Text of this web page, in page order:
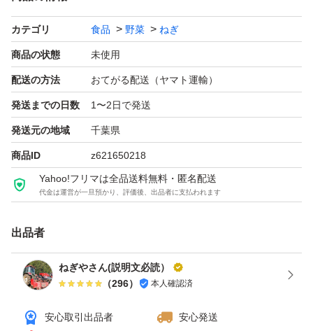
●11kgたっぷり4400円送料手数料込み！
生物なのでお受け取りは早めにお願いします。
●味に変わりはありません。
●12時までの注文で即日発送
●日曜日は休みのため土曜日12時以降は月曜日発送に
なります。
●朝からむいたねぎを当日に発送してます！
新鮮な長ネギはいかがでしょうか？(^^)
・千葉県より常温にて発送いたします。
カテゴリ 食品 野菜 ねぎ
商品の状態 未使用
配送の方法 おてがる配送（ヤマト運輸）
発送までの日数 1〜2日で発送
発送元の地域 千葉県
商品ID z621650218
Yahoo!フリマは全品送料無料・匿名配送
代金は運営が一旦預かり、評価後、出品者に支払われます
出品者
ねぎやさん(説明文必読）
（296） 本人確認済
安心取引出品者
安心発送